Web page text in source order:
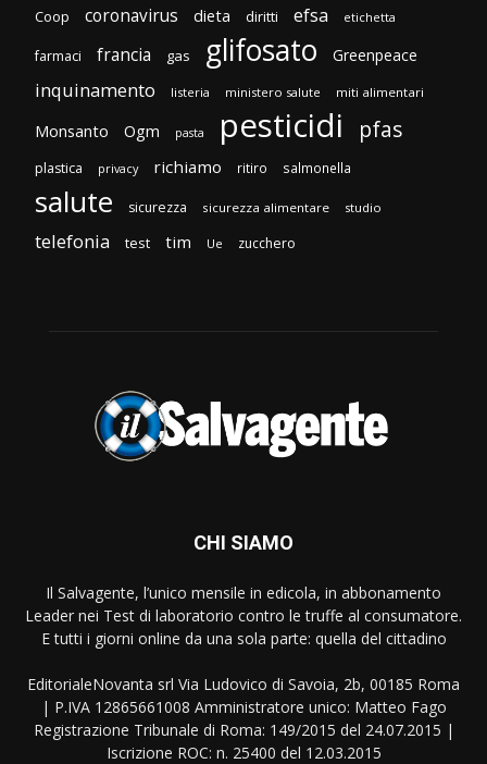
Coop coronavirus dieta diritti efsa etichetta
farmaci francia gas glifosato Greenpeace
inquinamento listeria ministero salute miti alimentari
Monsanto Ogm pasta pesticidi pfas
plastica privacy richiamo ritiro salmonella
salute sicurezza sicurezza alimentare studio
telefonia test tim Ue zucchero
CHI SIAMO
Il Salvagente, l’unico mensile in edicola, in abbonamento
Leader nei Test di laboratorio contro le truffe al consumatore.
E tutti i giorni online da una sola parte: quella del cittadino
EditorialeNovanta srl Via Ludovico di Savoia, 2b, 00185 Roma
| P.IVA 12865661008 Amministratore unico: Matteo Fago
Registrazione Tribunale di Roma: 149/2015 del 24.07.2015 |
Iscrizione ROC: n. 25400 del 12.03.2015